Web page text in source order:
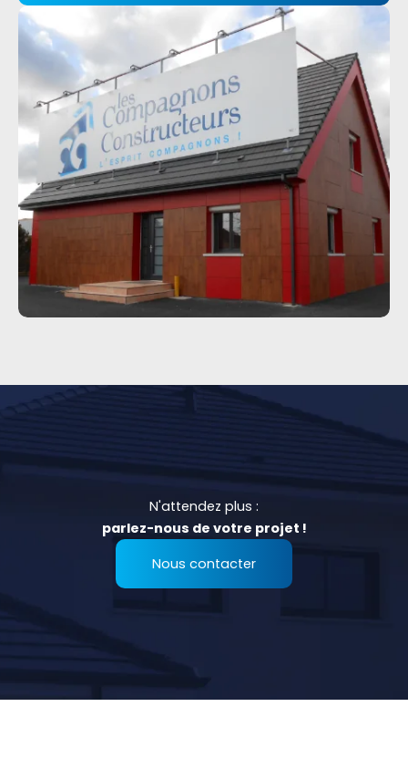
N'attendez plus :
parlez-nous de votre projet !
Nous contacter